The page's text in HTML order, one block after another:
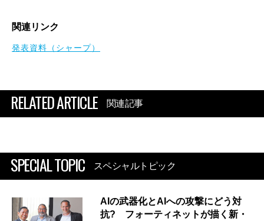
関連リンク
発表資料（シャープ）
RELATED ARTICLE 関連記事
SPECIAL TOPIC スペシャルトピック
AIの武器化とAIへの攻撃にどう対
抗? フォーティネットが描く新・